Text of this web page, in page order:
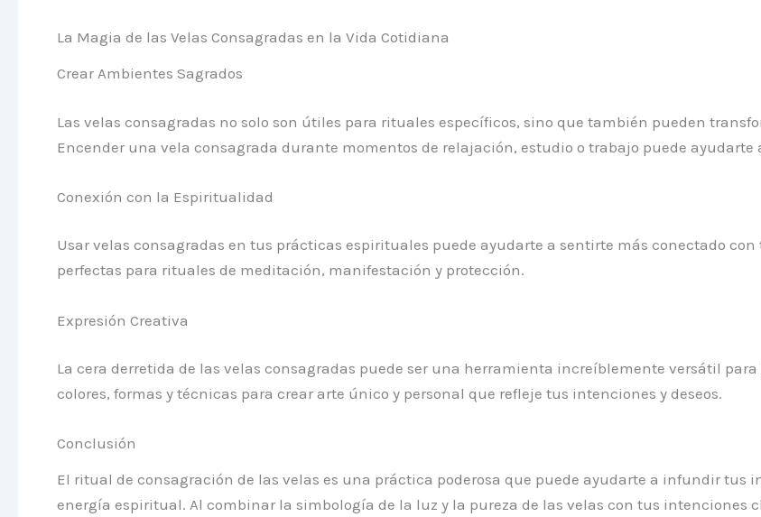
La Magia de las Velas Consagradas en la Vida Cotidiana
Crear Ambientes Sagrados
Las velas consagradas no solo son útiles para rituales específicos, sino que también pueden
Encender una vela consagrada durante momentos de relajación, estudio o trabajo puede
Conexión con la Espiritualidad
Usar velas consagradas en tus prácticas espirituales puede ayudarte a sentirte más conectado
perfectas para rituales de meditación, manifestación y protección.
Expresión Creativa
La cera derretida de las velas consagradas puede ser una herramienta increíblemente versátil
colores, formas y técnicas para crear arte único y personal que refleje tus intenciones y deseos.
Conclusión
El ritual de consagración de las velas es una práctica poderosa que puede ayudarte a infundir tus
energía espiritual. Al combinar la simbología de la luz y la pureza de las velas con tus intenciones